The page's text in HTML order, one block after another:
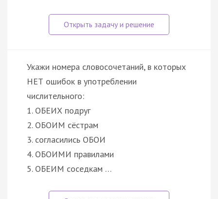
Укажи номера словосочетаний, в которых
НЕТ ошибок в употреблении
числительного:
1. ОБЕИХ подруг
2. ОБОИМ сёстрам
3. согласились ОБОИ
4. ОБОИМИ правилами
5. ОБЕИМ соседкам …